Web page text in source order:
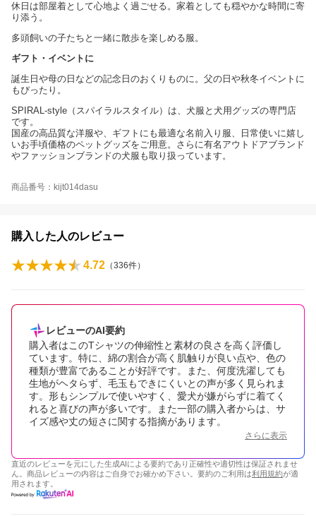
休日は部屋着として心地よく過ごせる。家着としても穏やかな時間に寄
り添う。
多頭飼いの子たちと一緒に散歩を楽しめる服。
ギフト・イベントに
誕生日や母の日などの記念日のおくりものに。父の日や秋冬イベントに
もぴったり。
SPIRAL-style（スパイラルスタイル）は、犬服と犬用グッズの専門店
です。
国産の高品質な洋服や、ギフトにも最適な名前入り服、日常使いに嬉し
いお手頃価格のペットグッズをご用意。さらに有名アウトドアブランド
やファッションブランドの犬服も取り扱っています。
商品番号：kijt014dasu
購入した人のレビュー
4.72 （336件）
レビューのAI要約
購入者はこのTシャツの伸縮性と素材の良さを高く評価し
ています。特に、綿の割合が高く肌触りが良い点や、色の
種類が豊富であることが好評です。また、何度洗濯しても
生地がヘタらず、毛玉もできにくいとの声が多く見られま
す。形もシンプルで使いやすく、愛犬が嫌がらずに着てく
れると喜びの声が多いです。また一部の購入者からは、サ
イズ感や丈の短さに関する指摘があります。
さらに表示
直近のレビューを元にした生成AIによる要約であり正確性や適切性は保証されませ
ん。商品レビューの内容はご自身でお確かめ下さい。要約のご利用は利用規約が適
用されます。